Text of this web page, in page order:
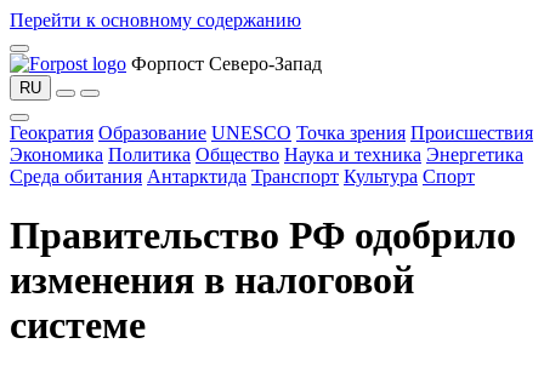
Перейти к основному содержанию
Форпост Северо-Запад
RU
Геократия Образование UNESCO Точка зрения Происшествия
Экономика Политика Общество Наука и техника Энергетика
Среда обитания Антарктида Транспорт Культура Спорт
Правительство РФ одобрило
изменения в налоговой
системе